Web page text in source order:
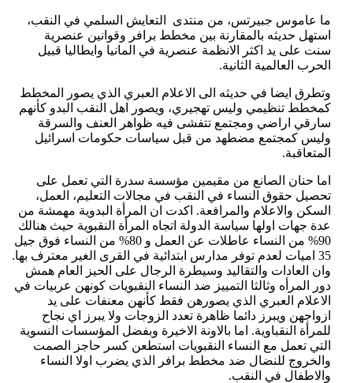
ما عاموس جبيرتس، من منتدى التعايش السلمي في النقب،
استهل حديثه بالمقارنة بين مخطط برافر وقوانين عنصرية
سنت على يد اكثر الانظمة عنصرية في المانيا وايطاليا قبيل
الحرب العالمية الثانية.
وتطرق ايضا في حديثه الى الاعلام العبري الذي يصور المخطط
كمخطط تنظيمي وليس تهجيري، ويصور اهل النقب البدو كأنهم
سارقي اراضي ومجتمع تتفشى فيه ظواهر العنف والسرقة
وليس كمجتمع مضطهد من قبل سياسات حكومات اسرائيل
المتعاقبة.
اما حنان الصانع من مقيمين مؤسسة سدرة التي تعمل على
تحصيل حقوق النساء في النقب في مجالات التعليم، العمل،
السكن والاعلام والمرافعة. اكدت ان المرأة البدوية مهمشة من
عدة جهات اولها سياسة الدولة اتجاه المرأة النقبوية حيث هنالك
90% من النساء عاطلات عن العمل و 80% من النساء فوق جيل
35 اميات لعدم توفر مدارس ابتدائية في القرى الغير معترف بها.
وان العادات والتقاليد وسيطرة الرجال على الحيز العام همش
دور المرأه وثالثا التمييز ضد النساء النقبويات كونهن عربيات في
الاعلام العبري الذي يصورهن فقط كأنهن معنفات على يد
ازواجهن ويبرز دائما ظاهرة تعدد الزوجات ولا يبرز اي نجاح
للمرأة النقباوية. اما بالاونة الاخيرة وبفضل المؤسسات النسوية
التي تعمل مع النساء النقبويات استطعن كسر حاجز الصمت
والخروج للنضال ضد مخطط برافر الذي يضرب اولا النساء
والاطفال في النقب.